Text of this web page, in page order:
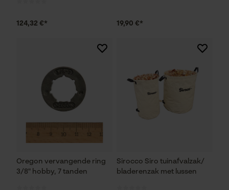
124,32 €* 19,90 €*
Oregon vervangende ring
3/8" hobby, 7 tanden
Sirocco Siro tuinafvalzak/
bladerenzak met lussen
Statistische Cookies
Econda Analytics
Fact-Finder Tracking